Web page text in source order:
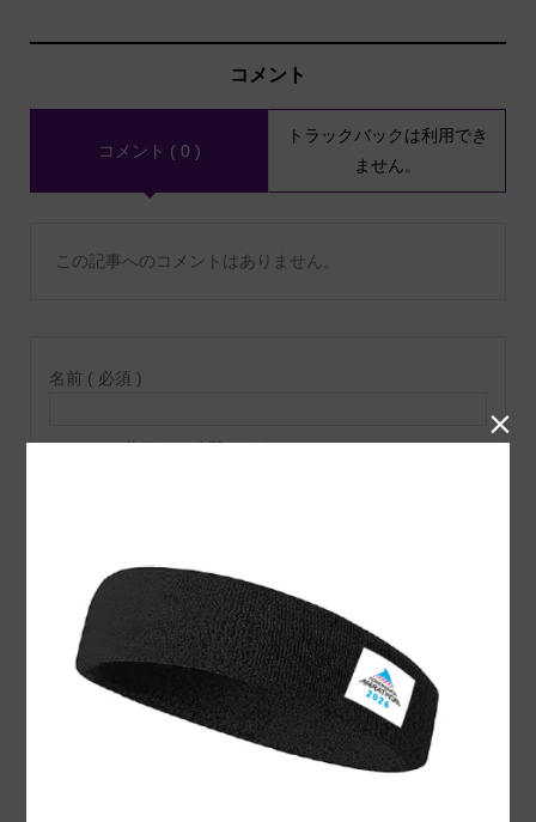
コメント
コメント ( 0 )
トラックバックは利用でき
ません。
この記事へのコメントはありません。
名前 ( 必須 )
E-MAIL ( 必須 ) ※ 公開されません
